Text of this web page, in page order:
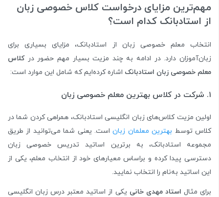
مهم‌ترین مزایای درخواست کلاس خصوصی زبان
از استادبانک کدام است؟
انتخاب معلم خصوصی زبان از استادبانک، مزایای بسیاری برای
زبان‌آموزان دارد. در ادامه به چند مزیت بسیار مهم حضور درکلاس
معلم خصوصی زبان استادبانک اشاره کرده‌ایم که شامل این موارد است:
۱. شرکت در کلاس بهترین معلم خصوصی زبان
اولین مزیت کلاس‌های زبان انگلیسی استادبانک، همراهی کردن شما در
کلاس توسط بهترین معلمان زباناست. یعنی شما می‌توانید از طریق
مجموعه استادبانک، به برترین اساتید تدریس خصوصی زبان
دسترسی پیدا کرده و براساس معیارهای خود از انتخاب معلم، یکی از
این اساتید به‌نام را انتخاب نمایید.
برای مثال استاد مهدی خانی یکی از اساتید معتبر درس زبان انگلیسی